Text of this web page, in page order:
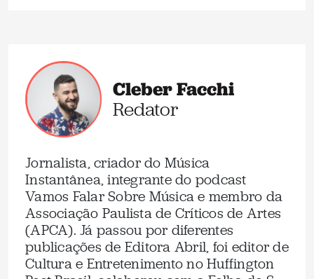
Cleber Facchi
Redator
Jornalista, criador do Música
Instantânea, integrante do podcast
Vamos Falar Sobre Música e membro da
Associação Paulista de Críticos de Artes
(APCA). Já passou por diferentes
publicações de Editora Abril, foi editor de
Cultura e Entretenimento no Huffington